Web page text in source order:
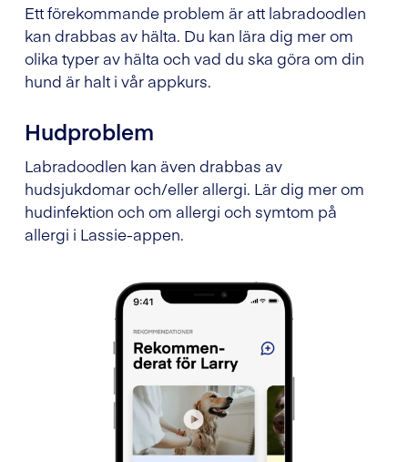
Ett förekommande problem är att labradoodlen
kan drabbas av hälta. Du kan lära dig mer om
olika typer av hälta och vad du ska göra om din
hund är halt i vår appkurs.
Hudproblem
Labradoodlen kan även drabbas av
hudsjukdomar och/eller allergi. Lär dig mer om
hudinfektion och om allergi och symtom på
allergi i Lassie-appen.